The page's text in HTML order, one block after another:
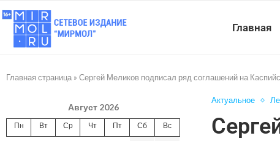
Главная
Главная страница » Сергей Меликов подписал ряд соглашений на
Актуальное
Август 2026
Пн Вт Ср Чт Пт Сб Вс